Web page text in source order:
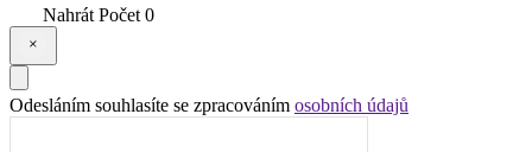
Nahrát Počet 0
Odesláním souhlasíte se zpracováním osobních údajů